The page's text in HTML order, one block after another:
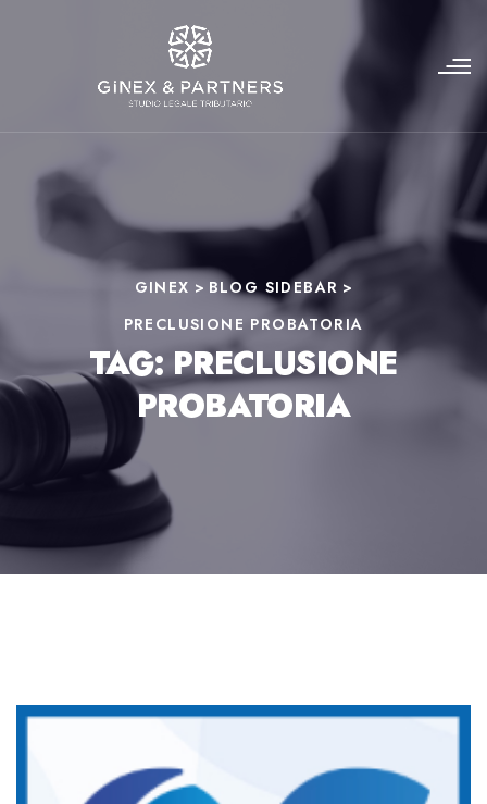
GINEX > BLOG SIDEBAR >
PRECLUSIONE PROBATORIA
TAG:PRECLUSIONE
PROBATORIA